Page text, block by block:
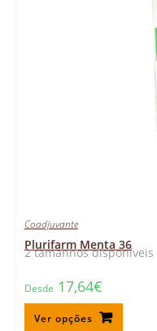
2 tamanhos disponíveis
Coadjuvante
Plurifarm Menta 36
Desde 17,64€
Ver opções